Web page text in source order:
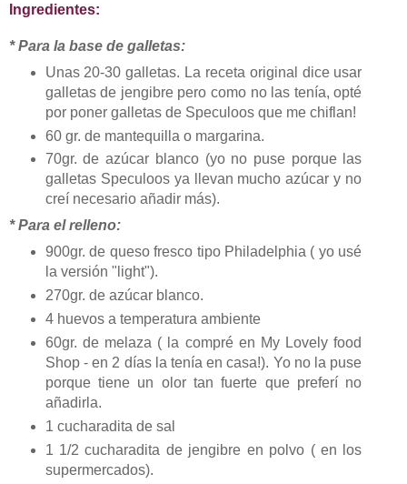
Ingredientes:
* Para la base de galletas:
Unas 20-30 galletas. La receta original dice usar
galletas de jengibre pero como no las tenía, opté
por poner galletas de Speculoos que me chiflan!
60 gr. de mantequilla o margarina.
70gr. de azúcar blanco (yo no puse porque las
galletas Speculoos ya llevan mucho azúcar y no
creí necesario añadir más).
* Para el relleno:
900gr. de queso fresco tipo Philadelphia ( yo usé
la versión "light").
270gr. de azúcar blanco.
4 huevos a temperatura ambiente
60gr. de melaza ( la compré en My Lovely food
Shop - en 2 días la tenía en casa!). Yo no la puse
porque tiene un olor tan fuerte que preferí no
añadirla.
1 cucharadita de sal
1 1/2 cucharadita de jengibre en polvo ( en los
supermercados).